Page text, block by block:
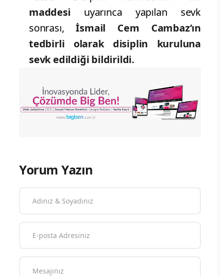
maddesi uyarınca yapılan sevk
sonrası,İsmail Cem Cambaz’ın
tedbirli olarak disiplin kuruluna
sevk edildiği bildirildi.
Yorum Yazın